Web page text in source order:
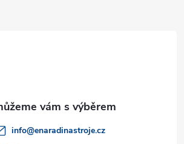
info@enaradinastroje.cz